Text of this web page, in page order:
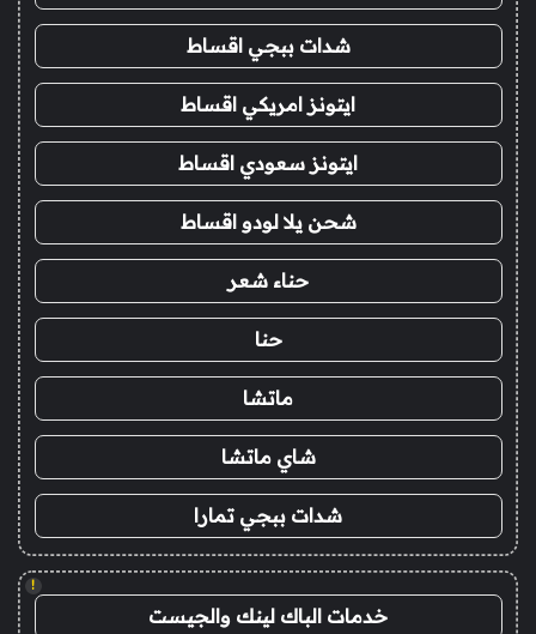
شدات ببجي اقساط
ايتونز امريكي اقساط
ايتونز سعودي اقساط
شحن يلا لودو اقساط
حناء شعر
حنا
ماتشا
شاي ماتشا
شدات ببجي تمارا
!
خدمات الباك لينك والجيست